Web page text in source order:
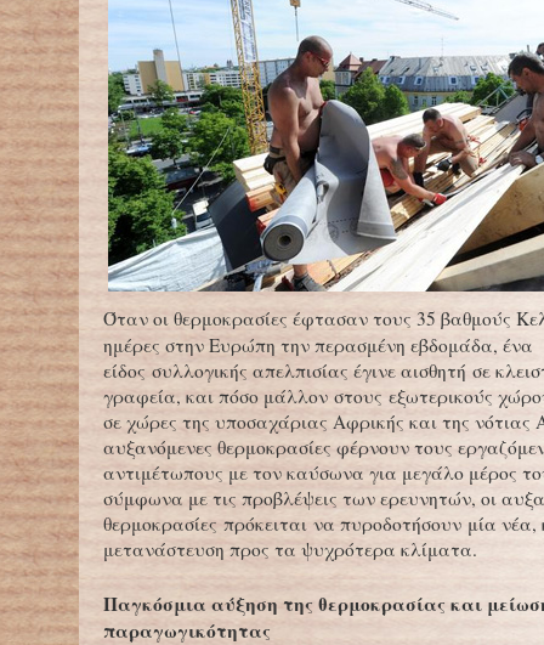
Όταν οι θερμοκρασίες έφτασαν τους 35 βαθμούς
ημέρες στην Ευρώπη την περασμένη εβδομάδα, ένα
είδος συλλογικής απελπισίας έγινε αισθητή σε
γραφεία, και πόσο μάλλον στους εξωτερικούς
σε χώρες της υποσαχάριας Αφρικής και της νότιας
αυξανόμενες θερμοκρασίες φέρνουν τους
αντιμέτωπους με τον καύσωνα για μεγάλο μέρος
σύμφωνα με τις προβλέψεις των ερευνητών, οι
θερμοκρασίες πρόκειται να πυροδοτήσουν μία νέα,
μετανάστευση προς τα ψυχρότερα κλίματα.
Παγκόσμια αύξηση της θερμοκρασίας και
παραγωγικότητας